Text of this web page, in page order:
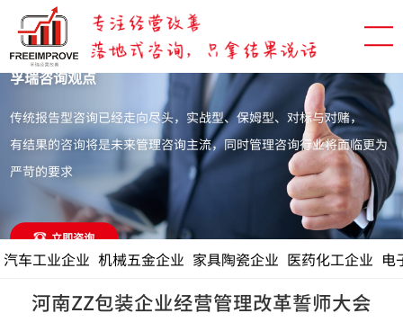
孚瑞咨询观点
传统报告型咨询已经走向尽头，实战型、保姆型、对标与对赌，
有结果的咨询将是未来管理咨询主流，同时管理咨询行业将面临更为
严苛的要求
立即咨询
汽车工业企业 机械五金企业 家具陶瓷企业 医药化工企业 电
河南ZZ包装企业经营管理改革誓师大会